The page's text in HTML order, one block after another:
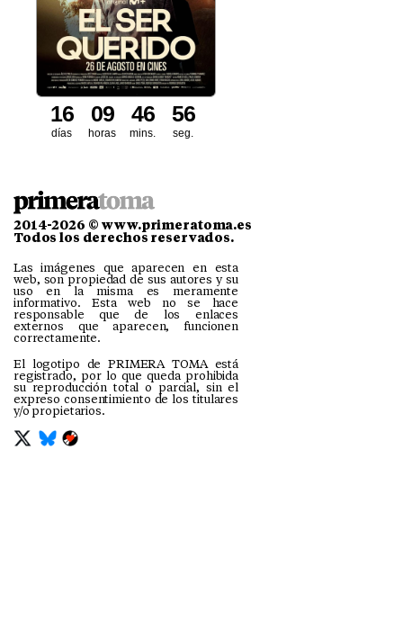
días
16
horas
09
mins.
46
seg.
54
5
2014-2026 © www.primeratoma.es
Todos los derechos reservados.
Las imágenes que aparecen en esta
web, son propiedad de sus autores y su
uso en la misma es meramente
informativo. Esta web no se hace
responsable que de los enlaces
externos que aparecen, funcionen
correctamente.
El logotipo de PRIMERA TOMA está
registrado, por lo que queda prohibida
su reproducción total o parcial, sin el
expreso consentimiento de los titulares
y/o propietarios.